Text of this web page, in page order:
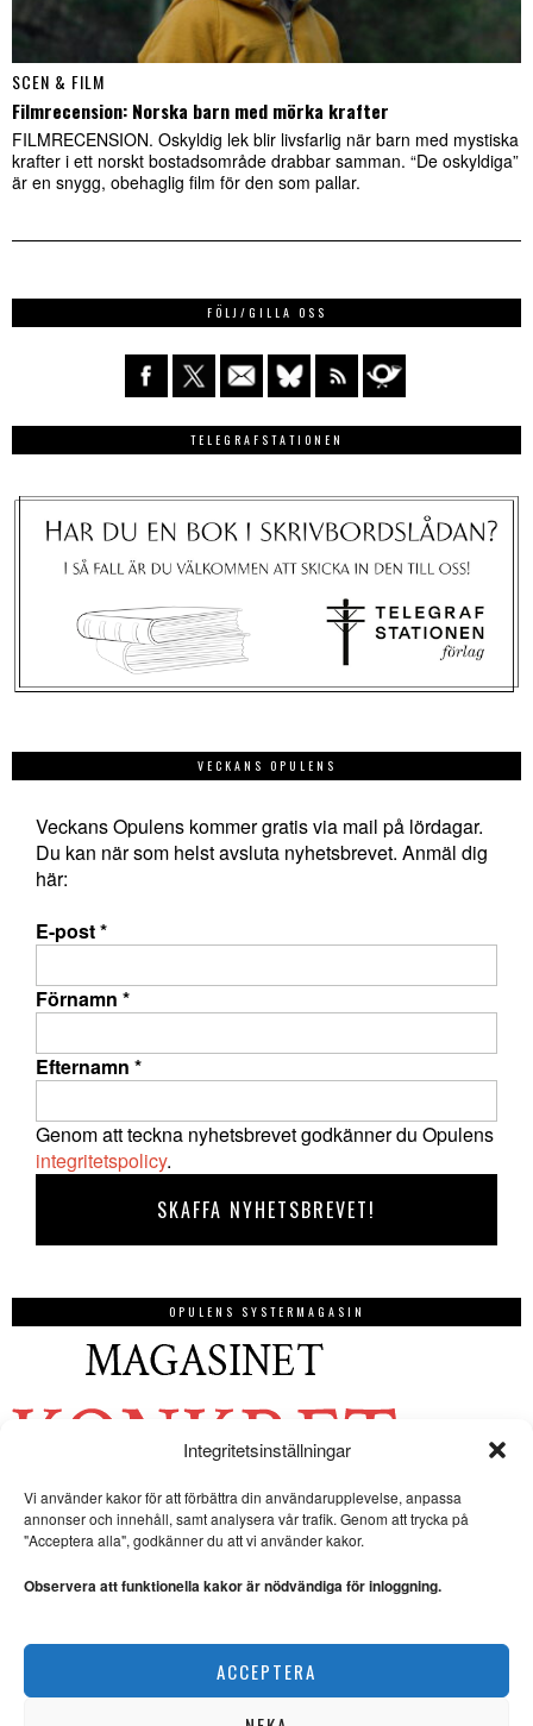
Integritetsinställningar
Vi använder kakor för att förbättra din användarupplevelse, anpassa
annonser och innehåll, samt analysera vår trafik. Genom att trycka på
"Acceptera alla", godkänner du att vi använder kakor.
Observera att funktionella kakor är nödvändiga för inloggning.
ACCEPTERA
SCEN & FILM
Filmrecension: Norska barn med mörka krafter
FILMRECENSION. Oskyldig lek blir livsfarlig när barn med mystiska
krafter i ett norskt bostadsområde drabbar samman. “De oskyldiga”
är en snygg, obehaglig film för den som pallar.
FÖLJ/GILLA OSS
TELEGRAFSTATIONEN
VECKANS OPULENS
Veckans Opulens kommer gratis via mail på lördagar.
Du kan när som helst avsluta nyhetsbrevet. Anmäl dig
här:
E-post*
Förnamn *
Efternamn *
Genom att teckna nyhetsbrevet godkänner du Opulens
integritetspolicy.
OPULENS SYSTERMAGASIN